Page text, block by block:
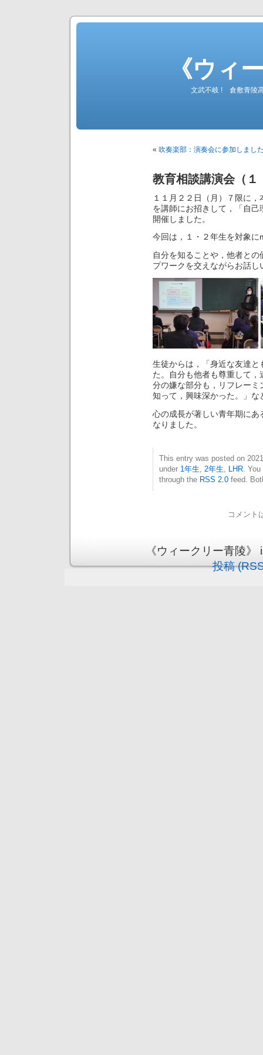
《ウィ
文武不岐 ! 倉敷青陵
« 吹奏楽部：演奏会に参加しまし
教育相談講演会（１
１１月２２日（月）７限に
を講師にお招きして，「自
開催しました。
今回は，１・２年生を対象
自分を知ることや，他者と
プワークを交えながらお話し
生徒からは，「身近な友達
た。自分も他者も尊重して
分の嫌な部分も，リフレー
知って，興味深かった。」
心の成長が著しい青年期に
なりました。
This entry was posted on
under 1年生 2年生 LHR .
through the RSS 2.0 feed.
コメント
《ウィークリー青陵
投稿